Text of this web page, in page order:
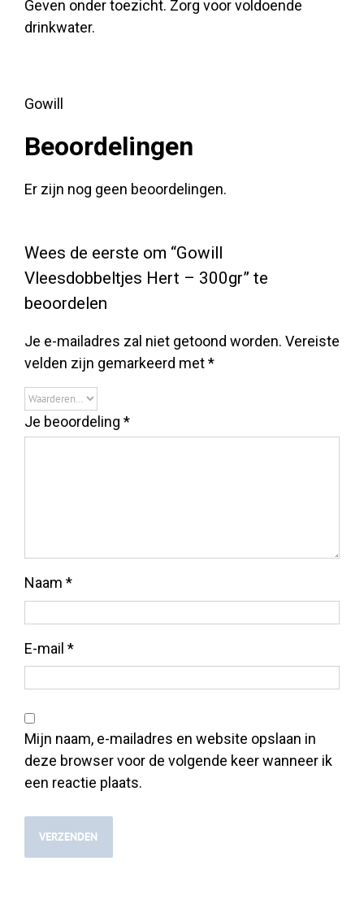
Geven onder toezicht. Zorg voor voldoende
drinkwater.
Gowill
Beoordelingen
Er zijn nog geen beoordelingen.
Wees de eerste om “Gowill
Vleesdobbeltjes Hert – 300gr” te
beoordelen
Je e-mailadres zal niet getoond worden. Vereiste
velden zijn gemarkeerd met*
Je beoordeling *
Naam *
E-mail *
Mijn naam, e-mailadres en website opslaan in
deze browser voor de volgende keer wanneer ik
een reactie plaats.